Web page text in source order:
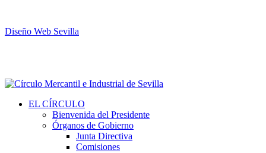
Diseño Web Sevilla
EL CÍRCULO
Bienvenida del Presidente
Órganos de Gobierno
Junta Directiva
Comisiones